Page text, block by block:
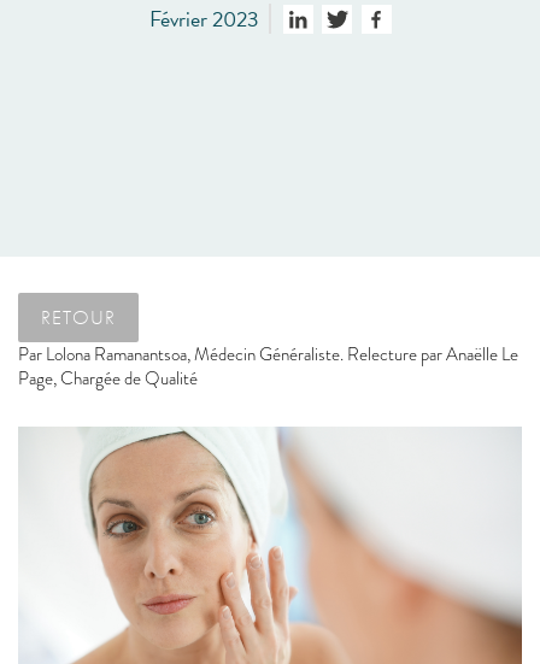
Février 2023
RETOUR
ParLolona Ramanantsoa, Médecin Généraliste. Relecture par Anaëlle Le
Page, Chargée de Qualité